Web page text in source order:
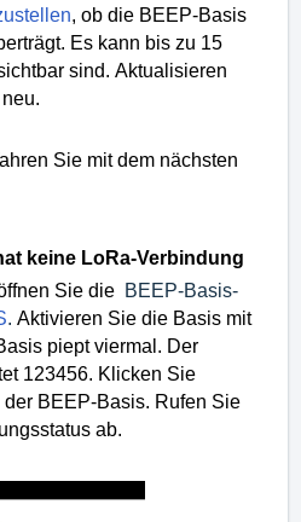
, ob die BEEP-Basis
Es kann bis zu 15
sind. Aktualisieren
Sie mit dem nächsten
keine LoRa-Verbindung
Sie die BEEP-Basis-
. Aktivieren Sie die Basis mit
piept viermal. Der
123456. Klicken Sie
BEEP-Basis. Rufen Sie
ab.